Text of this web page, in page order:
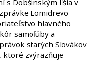
s Dobšinským líšia v
Lomidrevo
hlavného
samoľúby a
starých Slovákov
ktoré zvýrazňuje